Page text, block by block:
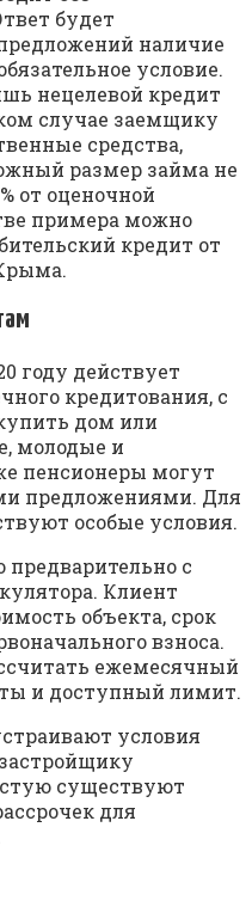
будет
наличие
условие.
нецелевой кредит
случае заемщику
средства,
размер займа не
от оценочной
примера можно
кредит от
году действует
кредитования, с
дом или
молодые и
пенсионеры могут
предложениями. Для
особые условия.
с
Клиент
объекта, срок
взноса.
ежемесячный
и доступный лимит.
условия
существуют
для